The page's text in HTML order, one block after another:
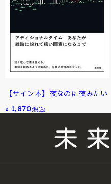
【サイン本】夜なのに夜みたい
¥ 1,870(税込)